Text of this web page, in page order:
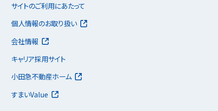
サイトのご利用にあたって
個人情報のお取り扱い
会社情報
キャリア採用サイト
小田急不動産ホーム
すまいValue